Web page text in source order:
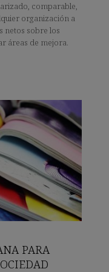
comparable,
organización a
netos sobre los
áreas de mejora.
PARA